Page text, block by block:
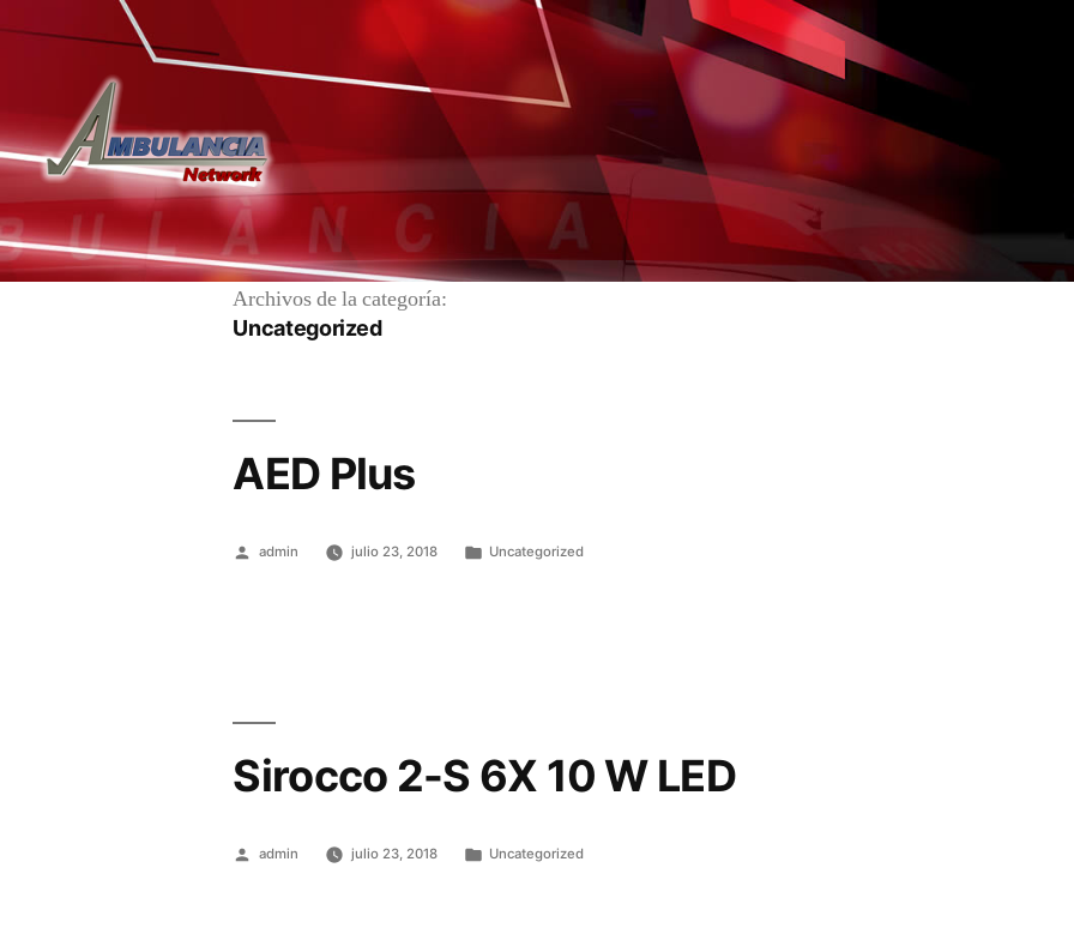
Archivos de la categoría:
Uncategorized
AED Plus
admin julio 23, 2018 Uncategorized
Sirocco 2-S 6X 10 W LED
admin julio 23, 2018 Uncategorized